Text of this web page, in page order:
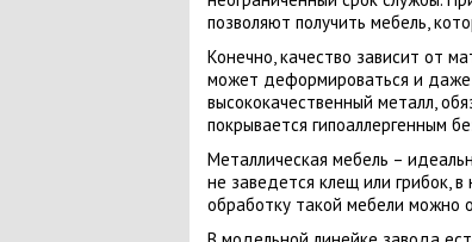
позволяют получить мебель,
Конечно, качество зависит от
может деформироваться и
высококачественный металл,
покрывается гипоаллергенным
Металлическая мебель –
не заведется клещ или грибок,
обработку такой мебели можно